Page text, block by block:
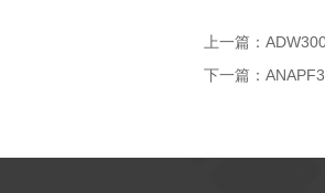
上一篇：
下一篇：